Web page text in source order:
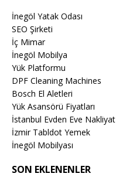
İnegöl Yatak Odası
SEO Şirketi
İç Mimar
İnegöl Mobilya
Yük Platformu
DPF Cleaning Machines
Bosch El Aletleri
Yük Asansörü Fiyatları
İstanbul Evden Eve Nakliyat
İzmir Tabldot Yemek
İnegöl Mobilyası
SON EKLENENLER